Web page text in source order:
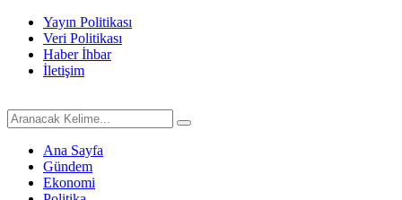
Yayın Politikası
Veri Politikası
Haber İhbar
İletişim
Ana Sayfa
Gündem
Ekonomi